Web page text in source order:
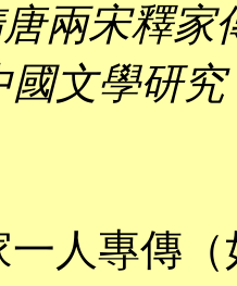
兩宋釋家
國文學研究
專傳（